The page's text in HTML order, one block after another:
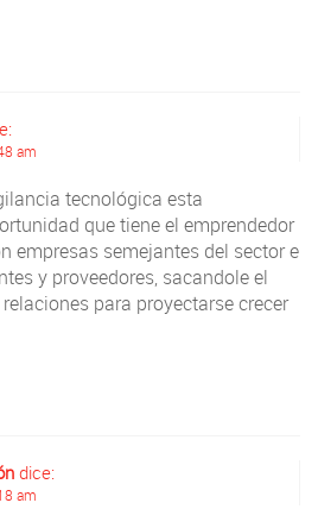
am
tecnológica esta
que tiene el emprendedor
empresas semejantes del sector e
y proveedores, sacandole el
para proyectarse crecer
dice:
am